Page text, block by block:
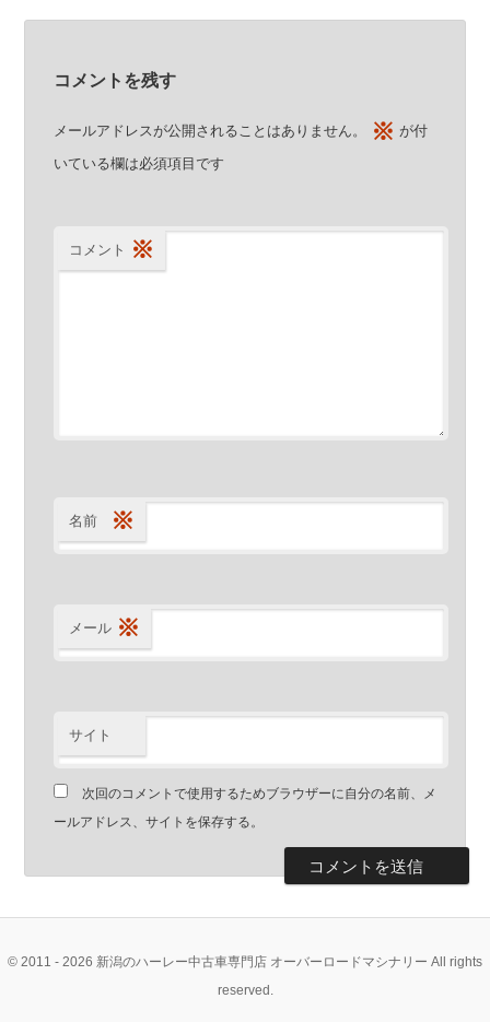
コメントを残す
メールアドレスが公開されることはありません。 ※ が付
いている欄は必須項目です
コメント ※
名前 ※
メール ※
サイト
次回のコメントで使用するためブラウザーに自分の名前、メ
ールアドレス、サイトを保存する。
© 2011 - 2026 新潟のハーレー中古車専門店 オーバーロードマシナリー All rights
reserved.